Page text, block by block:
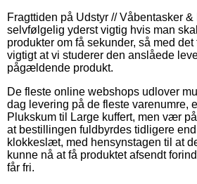
Fragttiden på Udstyr // Våbentasker &
selvfølgelig yderst vigtig hvis man
produkter om få sekunder, så med
vigtigt at vi studerer den anslåede
pågældende produkt.
De fleste online webshops udlover
dag levering på de fleste varenumre,
Plukskum til Large kuffert, men vær
at bestillingen fuldbyrdes tidligere
klokkeslæt, med hensynstagen til at
kunne nå at få produktet afsendt
får fri.